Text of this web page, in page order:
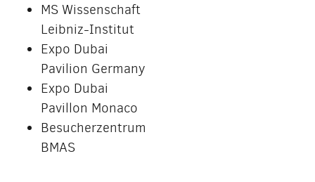
MS Wissenschaft
Leibniz-Institut
Expo Dubai
Pavilion Germany
Expo Dubai
Pavillon Monaco
Besucherzentrum
BMAS